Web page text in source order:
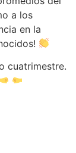
a los
en la
cuatrimestre.